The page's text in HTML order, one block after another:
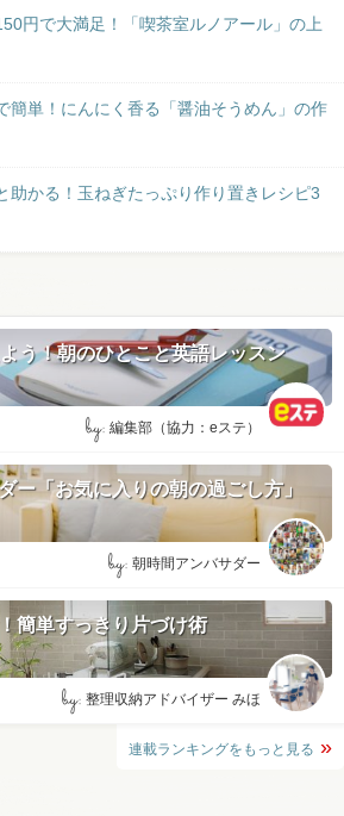
円で大満足！「喫茶室ルノアール」の上
簡単！にんにく香る「醤油そうめん」の作
助かる！玉ねぎたっぷり作り置きレシピ3
う！朝のひとこと英語レッスン
by: 編集部（協力：eステ）
ー「お気に入りの朝の過ごし方」
by: 朝時間アンバサダー
簡単すっきり片づけ術
by: 整理収納アドバイザー みほ
連載ランキングをもっと見る